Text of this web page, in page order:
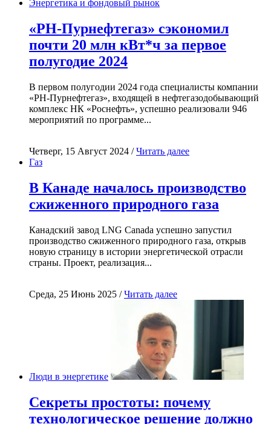
Энергетика и фондовый рынок
«РН-Пурнефтегаз» сэкономил
почти 20 млн кВт*ч за первое
полугодие 2024
В первом полугодии 2024 года специалисты компании
«РН-Пурнефтегаз», входящей в нефтегазодобывающий
комплекс НК «Роснефть», успешно реализовали 946
мероприятий по программе...
Четверг, 15 Август 2024 /Читать далее
Газ
В Канаде началось производство
сжиженного природного газа
Канадский завод LNG Canada успешно запустил
производство сжиженного природного газа, открыв
новую страницу в истории энергетической отрасли
страны. Проект, реализация...
Среда, 25 Июнь 2025 /Читать далее
Люди в энергетике
Секреты простоты: почему
технологическое решение должно